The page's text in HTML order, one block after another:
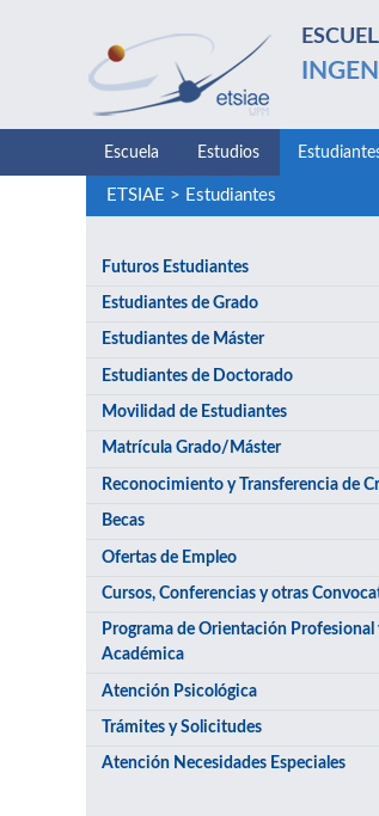
Escuela Estudios
ETSIAE > Estudiantes
Futuros Estudiantes
Estudiantes de Grado
Estudiantes de Máster
Estudiantes de Doctorado
Movilidad de Estudiantes
Matrícula Grado/Máster
Reconocimiento y Transferencia de
Becas
Ofertas de Empleo
Cursos, Conferencias y otras
Programa de Orientación Profesional
Académica
Atención Psicológica
Trámites y Solicitudes
Atención Necesidades Especiales